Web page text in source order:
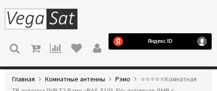
МЕНЮ
Главная Комнатные антенны Рэмо
⭐️⭐️⭐️⭐️⭐️Комнатная